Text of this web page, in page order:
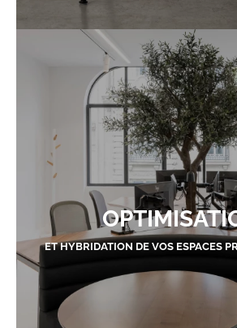
ET HYBRIDATION DE VOS ESPACES